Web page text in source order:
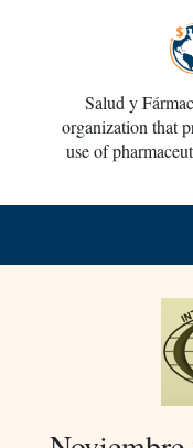
Salud y
organization that
use of